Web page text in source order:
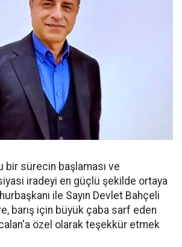
bir sürecin başlaması ve
iradeyi en güçlü şekilde ortaya
ile Sayın Devlet Bahçeli
barış için büyük çaba sarf eden
özel olarak teşekkür etmek